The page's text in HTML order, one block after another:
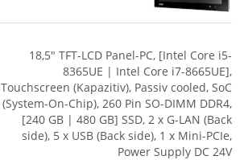
18,5" TFT-LCD Panel-PC, [Intel Core i5-
8365UE | Intel Core i7-8665UE],
Touchscreen (Kapazitiv), Passiv cooled, SoC
(System-On-Chip), 260 Pin SO-DIMM DDR4,
[240 GB | 480 GB] SSD, 2 x G-LAN (Back
side), 5 x USB (Back side), 1 x Mini-PCIe,
Power Supply DC 24V